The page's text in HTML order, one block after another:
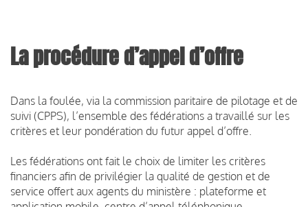
La procédure d’appel d’offre
Dans la foulée, via la commission paritaire de pilotage et de
suivi (CPPS), l’ensemble des fédérations a travaillé sur les
critères et leur pondération du futur appel d’offre.
Les fédérations ont fait le choix de limiter les critères
financiers afin de privilégier la qualité de gestion et de
service offert aux agents du ministère : plateforme et